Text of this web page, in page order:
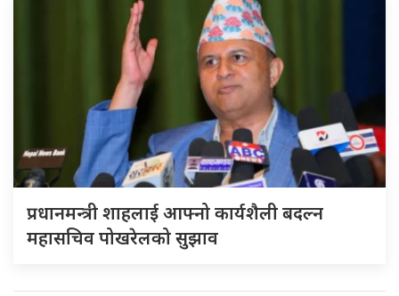
प्रधानमन्त्री शाहलाई आफ्नो कार्यशैली बदल्न
महासचिव पोखरेलको सुझाव